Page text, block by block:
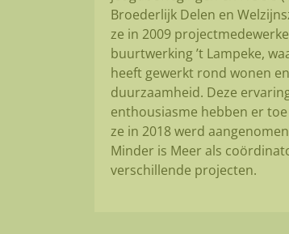
Broederlijk Delen en
ze in 2009
buurtwerking ’t Lampeke,
heeft gewerkt rond wonen en
duurzaamheid. Deze
enthousiasme hebben er
ze in 2018 werd
Minder is Meer als
verschillende projecten.